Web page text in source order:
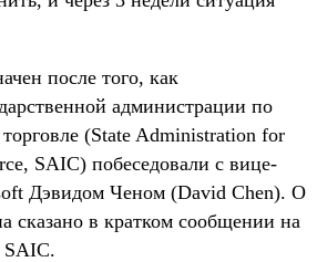
после того, как
администрации по
(State Administration for
SAIC) побеседовали с вице-
Дэвидом Ченом (David Chen). О
сказано в кратком сообщении на
SAIC.